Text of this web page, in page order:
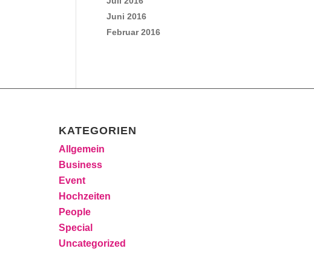
Juni 2016
Februar 2016
KATEGORIEN
Allgemein
Business
Event
Hochzeiten
People
Special
Uncategorized